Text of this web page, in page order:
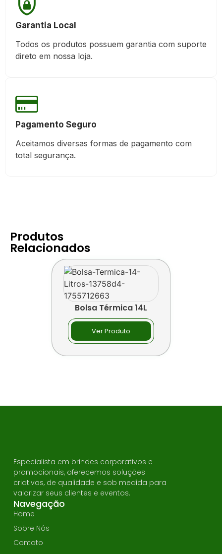
Garantia Local
Todos os produtos possuem garantia com suporte
direto em nossa loja.
Pagamento Seguro
Aceitamos diversas formas de pagamento com
total segurança.
Produtos
Relacionados
Bolsa Térmica 14L
Ver Produto
Especialista em brindes corporativos e
promocionais, oferecemos soluções
criativas, de qualidade e sob medida para
valorizar seus clientes e eventos.
Navegação
Home
Sobre Nós
Contato